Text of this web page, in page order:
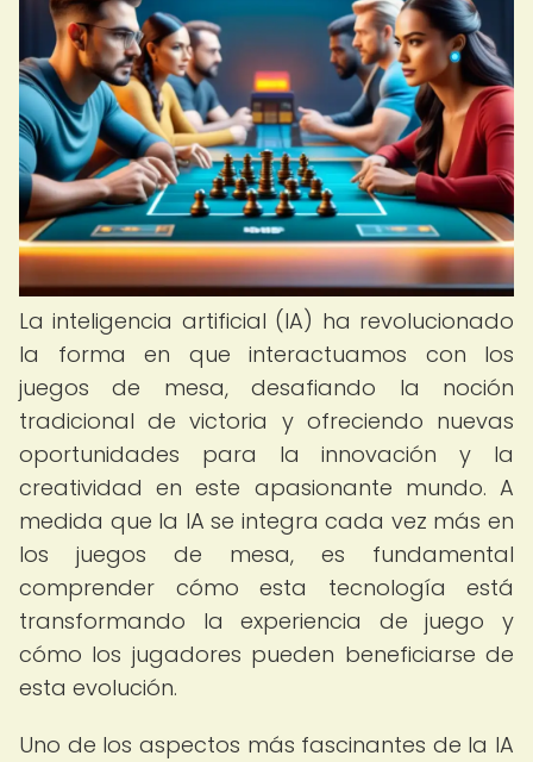
La inteligencia artificial (IA) ha revolucionado
la forma en que interactuamos con los
juegos de mesa, desafiando la noción
tradicional de victoria y ofreciendo nuevas
oportunidades para la innovación y la
creatividad en este apasionante mundo. A
medida que la IA se integra cada vez más en
los juegos de mesa, es fundamental
comprender cómo esta tecnología está
transformando la experiencia de juego y
cómo los jugadores pueden beneficiarse de
esta evolución.
Uno de los aspectos más fascinantes de la IA